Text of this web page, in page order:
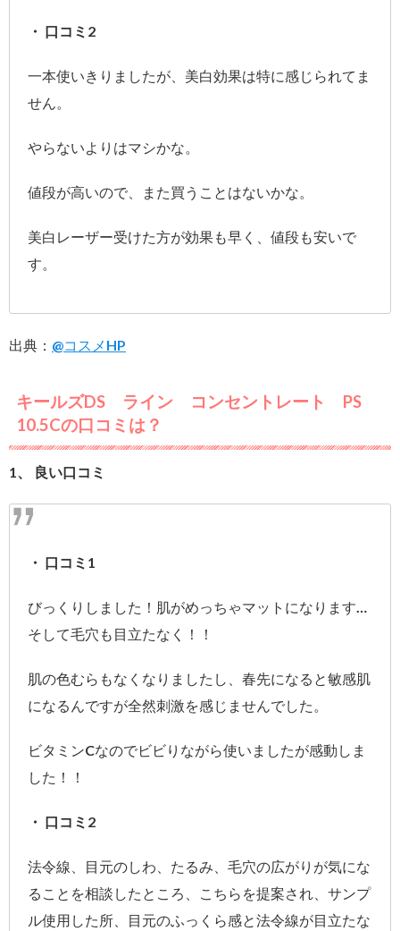
・ 口コミ2
一本使いきりましたが、美白効果は特に感じられてま
せん。
やらないよりはマシかな。
値段が高いので、また買うことはないかな。
美白レーザー受けた方が効果も早く、値段も安いで
す。
出典： @コスメHP
キールズDS ライン コンセントレート PS
10.5Cの口コミは？
1、 良い口コミ
・ 口コミ1
びっくりしました！肌がめっちゃマットになります…
そして毛穴も目立たなく！！
肌の色むらもなくなりましたし、春先になると敏感肌
になるんですが全然刺激を感じませんでした。
ビタミンCなのでビビりながら使いましたが感動しま
した！！
・ 口コミ2
法令線、目元のしわ、たるみ、毛穴の広がりが気にな
ることを相談したところ、こちらを提案され、サンプ
ル使用した所、目元のふっくら感と法令線が目立たな